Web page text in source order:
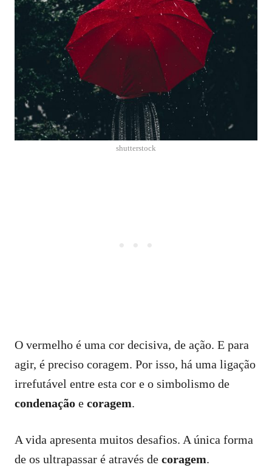
shutterstock
O vermelho é uma cor decisiva, de ação. E para
agir, é preciso coragem. Por isso, há uma ligação
irrefutável entre esta cor e o simbolismo de
condenação e coragem.
A vida apresenta muitos desafios. A única forma
de os ultrapassar é através de coragem.